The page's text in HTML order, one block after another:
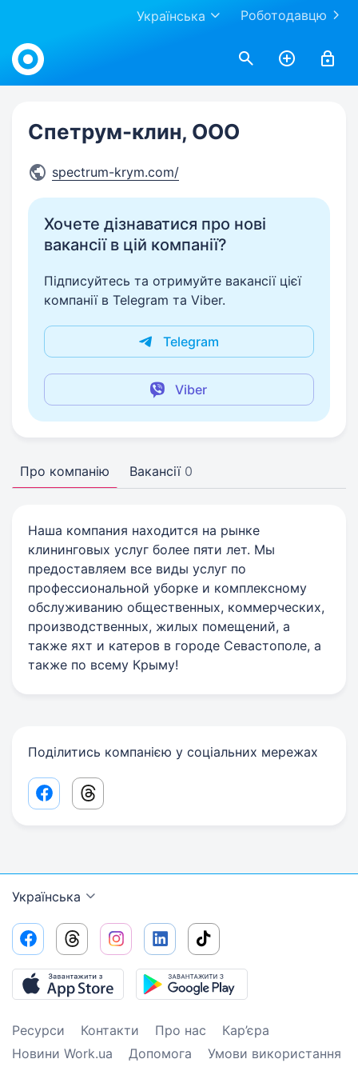
Роботодавцю
Українська
Work.ua
Спетрум-клин, ООО
spectrum-krym.com/
Хочете дізнаватися про нові
вакансії в цій компанії?
Підписуйтесь та отримуйте вакансії цієї
компанії в Telegram та Viber.
Telegram
Viber
Про компанію Вакансії 0
Наша компания находится на рынке
клининговых услуг более пяти лет. Мы
предоставляем все виды услуг по
профессиональной уборке и комплексному
обслуживанию общественных, коммерческих,
производственных, жилых помещений, а
также яхт и катеров в городе Севастополе, а
также по всему Крыму!
Поділитись компанією у соціальних мережах
Facebook share link
Threads share link
Українська
Ресурси Контакти Про нас
Кар’єра
Новини Work.ua
Допомога Умови використання